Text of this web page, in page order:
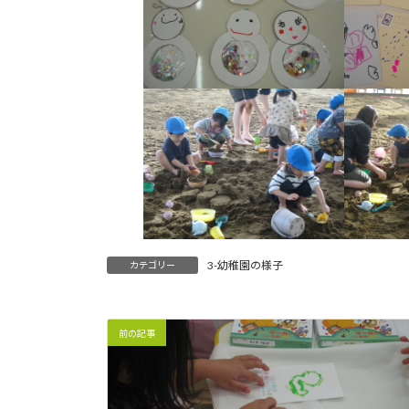
カテゴリー 3-幼稚園の様子
前の記事